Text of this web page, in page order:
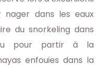
nager dans les eaux
du snorkeling dans
pour partir à la
enfouies dans la